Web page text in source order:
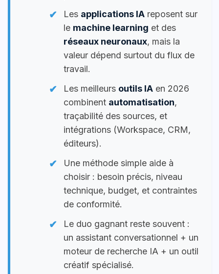
Les applications IA reposent sur
le machine learning et des
réseaux neuronaux, mais la
valeur dépend surtout du flux de
travail.
Les meilleurs outils IA en 2026
combinent automatisation,
traçabilité des sources, et
intégrations (Workspace, CRM,
éditeurs).
Une méthode simple aide à
choisir : besoin précis, niveau
technique, budget, et contraintes
de conformité.
Le duo gagnant reste souvent :
un assistant conversationnel + un
moteur de recherche IA + un outil
créatif spécialisé.